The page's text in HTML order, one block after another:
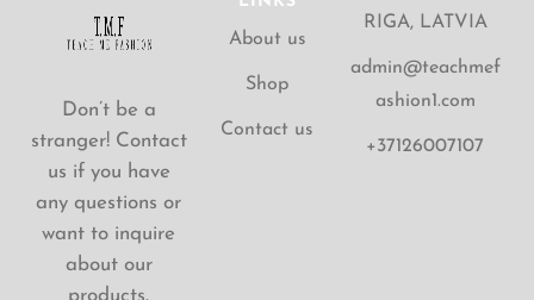
Don’t be a
stranger! Contact
us if you have
any questions or
want to inquire
about our
About us
Shop
Contact us
RIGA, LATVIA
admin@teachmef
ashion1.com
+37126007107